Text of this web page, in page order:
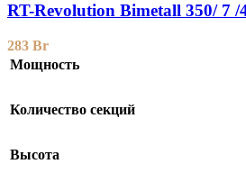
RT-Revolution Bimetall 350/ 7 /
283 Br
Мощность
Количество секций
Высота